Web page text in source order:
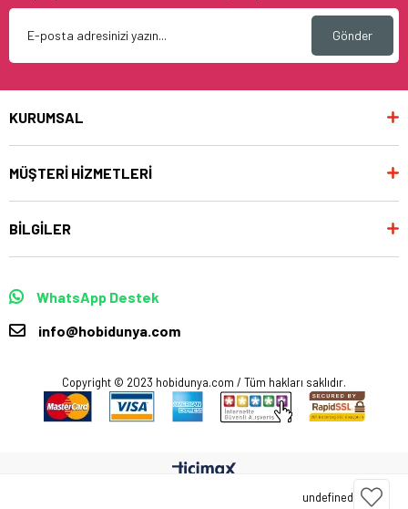
undefined
Gönder
KURUMSAL
MÜŞTERİ HİZMETLERİ
BİLGİLER
WhatsApp Destek
info@hobidunya.com
Copyright © 2023 hobidunya.com / Tüm hakları saklıdır.